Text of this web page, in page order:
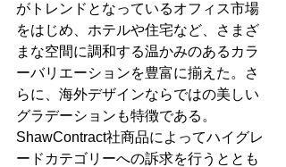
がトレンドとなっているオフィス市場
をはじめ、ホテルや住宅など、さまざ
まな空間に調和する温かみのあるカラ
ーバリエーションを豊富に揃えた。さ
らに、海外デザインならではの美しい
グラデーションも特徴である。
ShawContract社商品によってハイグレ
ードカテゴリーへの訴求を行うととも